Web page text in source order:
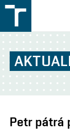
v
Brně
Petr pátrá